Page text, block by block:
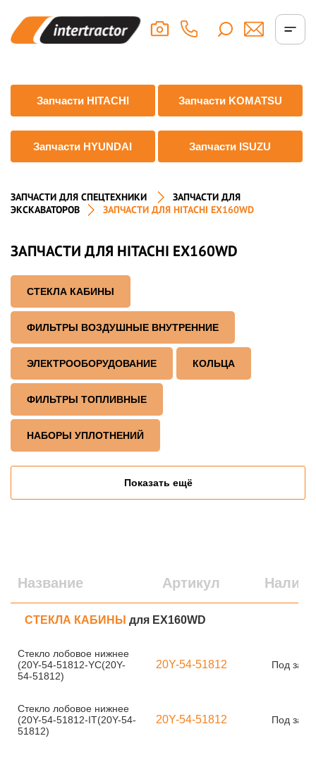
Запчасти HITACHI Запчасти KOMATSU
Запчасти HYUNDAI Запчасти ISUZU
ЗАПЧАСТИ ДЛЯ СПЕЦТЕХНИКИ
ЗАПЧАСТИ ДЛЯ
ЭКСКАВАТОРОВ
ЗАПЧАСТИ ДЛЯ HITACHI EX160WD
ЗАПЧАСТИ ДЛЯ HITACHI EX160WD
СТЕКЛА КАБИНЫ
ФИЛЬТРЫ ВОЗДУШНЫЕ ВНУТРЕННИЕ
ЭЛЕКТРООБОРУДОВАНИЕ КОЛЬЦА
ФИЛЬТРЫ ТОПЛИВНЫЕ
НАБОРЫ УПЛОТНЕНИЙ
Показать ещё
Название Артикул
СТЕКЛА КАБИНЫ для EX160WD
Стекло лобовое нижнее
(20Y-54-51812-YC(20Y-
54-51812)
20Y-54-51812 Под заказ
Стекло лобовое нижнее
(20Y-54-51812-IT(20Y-54-
51812)
20Y-54-51812 Под заказ